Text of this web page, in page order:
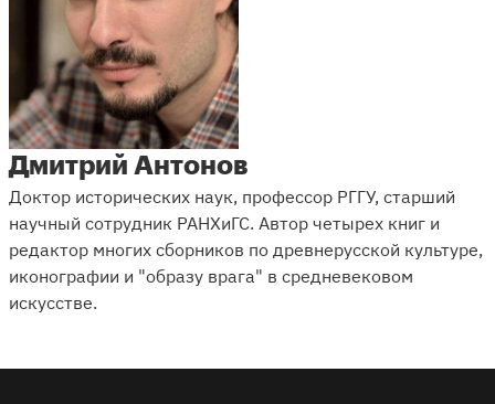
Дмитрий Антонов
Доктор исторических наук, профессор РГГУ, старший
научный сотрудник РАНХиГС. Автор четырех книг и
редактор многих сборников по древнерусской культуре,
иконографии и "образу врага" в средневековом
искусстве.